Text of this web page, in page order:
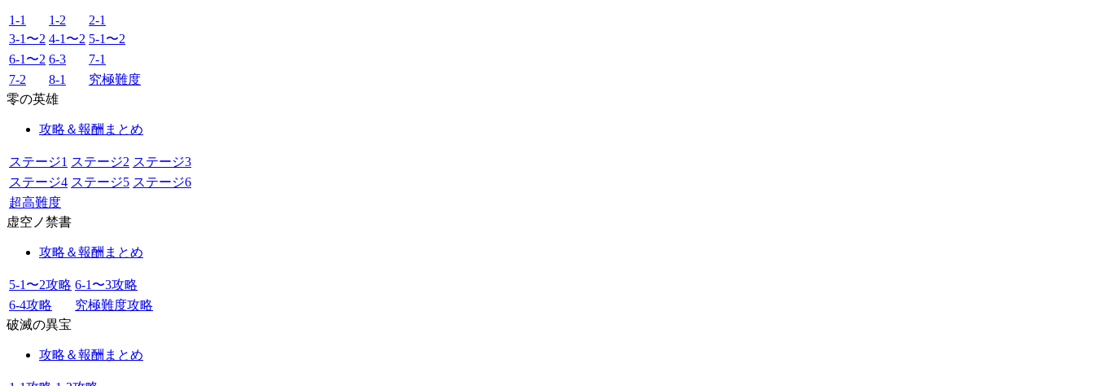
1-1 1-2
2-1
3-1〜2 4-1〜2 5-1〜2
6-1〜2 6-3
7-1
7-2
8-1
究極難度
零の英雄
攻略＆報酬まとめ
ステージ1 ステージ2 ステージ3
ステージ4 ステージ5 ステージ6
超高難度
虚空ノ禁書
攻略＆報酬まとめ
5-1〜2攻略 6-1〜3攻略
6-4攻略
究極難度攻略
破滅の異宝
攻略＆報酬まとめ